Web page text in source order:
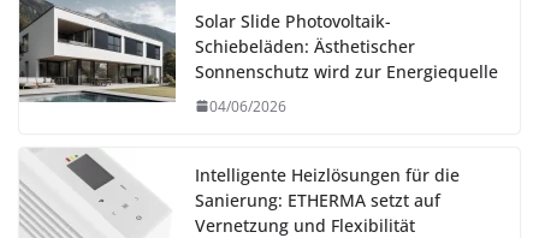
Solar Slide Photovoltaik-
Schiebeläden: Ästhetischer
Sonnenschutz wird zur Energiequelle
04/06/2026
Intelligente Heizlösungen für die
Sanierung: ETHERMA setzt auf
Vernetzung und Flexibilität